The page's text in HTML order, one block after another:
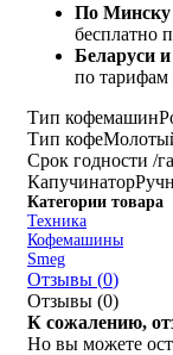
По Минску
бесплатно
Беларуси
по тарифам
Тип кофемашин
Тип кофе
Срок годности /
Капучинатор
Категории товара
Техника
Кофемашины
Smeg
Отзывы (0)
Отзывы (0)
К сожалению,
Но вы можете